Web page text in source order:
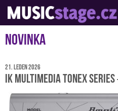
S muzikanty pro muzikanty
Novinka
21. leden 2026
IK Multimedia TONEX